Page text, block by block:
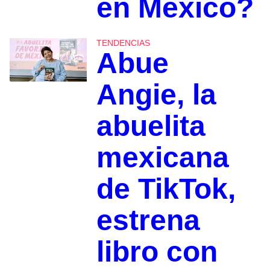
en México?
TENDENCIAS
Abue
Angie, la
abuelita
mexicana
de TikTok,
estrena
libro con